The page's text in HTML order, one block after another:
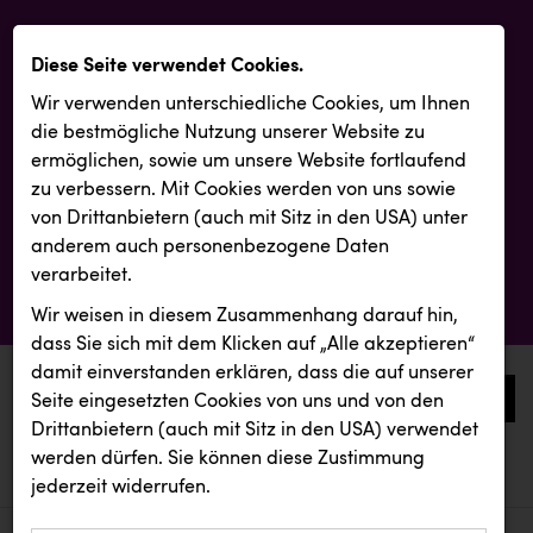
0
aktuelle aussendungen
aktuelle aussendungen
Diese Seite verwendet Cookies.
Wir verwenden unterschiedliche Cookies, um Ihnen
die best­mögliche Nutzung unserer Website zu
ermöglichen, sowie um unsere Website fortlaufend
zu verbessern. Mit Cookies werden von uns sowie
von Drittanbietern (auch mit Sitz in den USA) unter
anderem auch personenbezogene Daten
verarbeitet.
Wir weisen in diesem Zusammenhang darauf hin,
dass Sie sich mit dem Klicken auf „Alle akzeptieren“
damit ein­ver­standen erklären, dass die auf unserer
Seite eingesetzten Cookies von uns und von den
Drittanbietern (auch mit Sitz in den USA) verwendet
werden dürfen. Sie können diese Zustimmung
jederzeit widerrufen.